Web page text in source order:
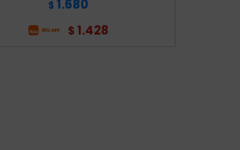
$ 1.680
$ 1.428